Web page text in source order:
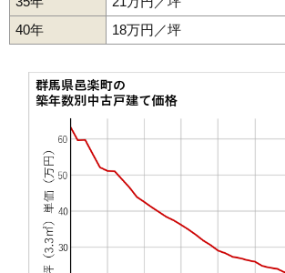
40年
18万円／坪
赤堀 鶉光善寺 篠塚
本中野駅 篠塚駅